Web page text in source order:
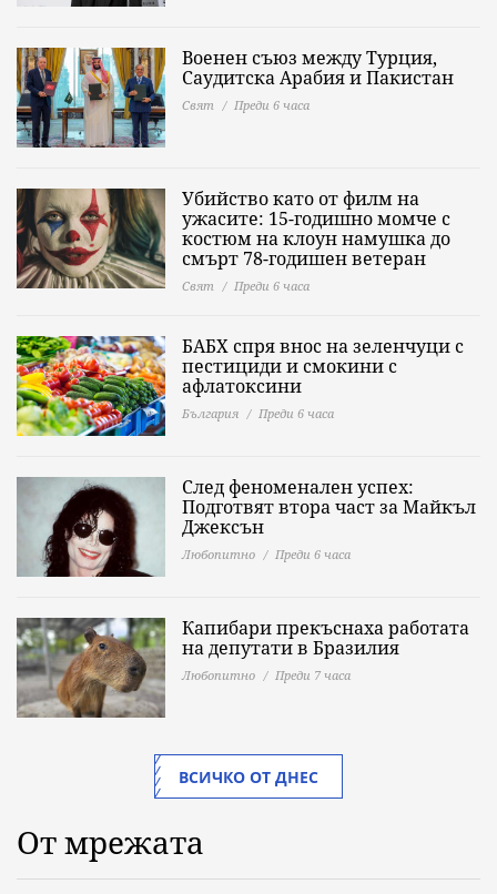
Военен съюз между Турция,
Саудитска Арабия и Пакистан
Свят Преди 6 часа
Убийство като от филм на
ужасите: 15-годишно момче с
костюм на клоун намушка до
смърт 78-годишен ветеран
Свят Преди 6 часа
БАБХ спря внос на зеленчуци с
пестициди и смокини с
афлатоксини
България Преди 6 часа
След феноменален успех:
Подготвят втора част за Майкъл
Джексън
Любопитно Преди 6 часа
Капибари прекъснаха работата
на депутати в Бразилия
Любопитно Преди 7 часа
ВСИЧКО ОТ ДНЕС
От мрежата